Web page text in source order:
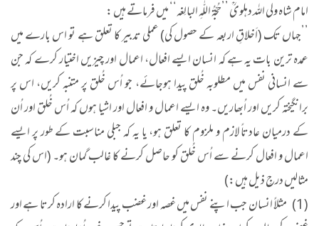
امام شاہ ولی اللہ دہلویؒ ’’حُجّۃُ اللّٰہِ البالِغہ‘‘ میں فرماتے ہیں :
’’جہاں تک (اَخلاقِ اربعہ کے حصول کی) عملی تدبیر کا تعلق ہے تو اس بارے میں
عمدہ ترین بات یہ ہے کہ انسان ایسے افعال، اعمال اور چیزیں اختیار کرے کہ جن
سے انسانی نفس میں مطلوبہ خُلق پیدا ہوجائے، جو اُس خُلق پر متنبہ کریں، اس پر
برانگیختہ کریں اور اُبھاریں۔ وہ ایسے اعمال و افعال اور اشیا ہوں کہ اُس خُلق اور اُن
کے درمیان عادتاً لازم و ملزوم کا تعلق ہو، یا یہ کہ جبلی مناسبت کے طور پر ایسے
اعمال و افعال کرنے سے اُس خُلق کو حاصل کرنے کا غالب گمان ہو۔ (اس کی چند
مثالیں درجِ ذیل ہیں:)
(1) مثلاً انسان جب اپنے نفس میں غصہ اور غضب پیدا کرنے کا ارادہ کرتا ہے اور